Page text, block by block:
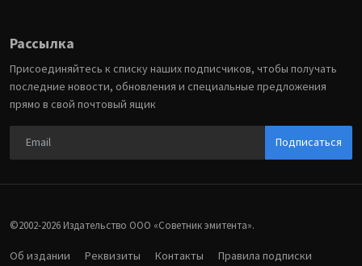
Рассылка
Присоединяйтесь к списку наших подписчиков, чтобы получать
последние новости, обновления и специальные предложения
прямо в свой почтовый ящик
Подписаться
©2002-2026 Издательство ООО «‎Советник эмитента».
Об издании Реквизиты Контакты
Правила подписки